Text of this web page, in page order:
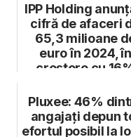
IPP Holding
cifră de afaceri
65,3 milioane
euro în 2024, în
creștere cu
Pluxee: 46%
angajați depun
efortul posibil la